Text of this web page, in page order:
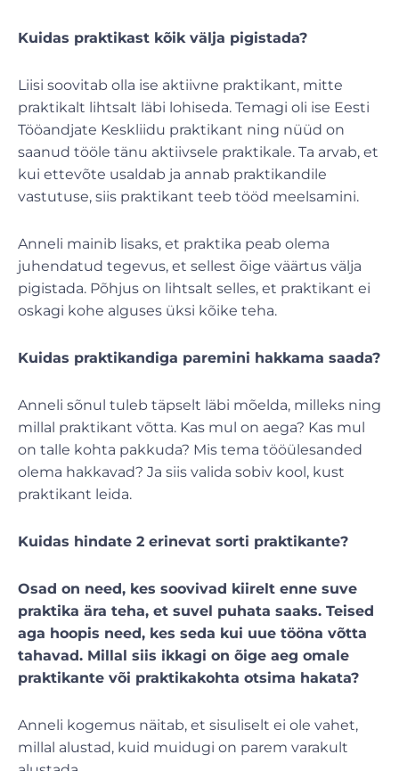
Kuidas praktikast kõik välja pigistada?
Liisi soovitab olla ise aktiivne praktikant, mitte
praktikalt lihtsalt läbi lohiseda. Temagi oli ise Eesti
Tööandjate Keskliidu praktikant ning nüüd on
saanud tööle tänu aktiivsele praktikale. Ta arvab, et
kui ettevõte usaldab ja annab praktikandile
vastutuse, siis praktikant teeb tööd meelsamini.
Anneli mainib lisaks, et praktika peab olema
juhendatud tegevus, et sellest õige väärtus välja
pigistada. Põhjus on lihtsalt selles, et praktikant ei
oskagi kohe alguses üksi kõike teha.
Kuidas praktikandiga paremini hakkama saada?
Anneli sõnul tuleb täpselt läbi mõelda, milleks ning
millal praktikant võtta. Kas mul on aega? Kas mul
on talle kohta pakkuda? Mis tema tööülesanded
olema hakkavad? Ja siis valida sobiv kool, kust
praktikant leida.
Kuidas hindate 2 erinevat sorti praktikante?
Osad on need, kes soovivad kiirelt enne suve
praktika ära teha, et suvel puhata saaks. Teised
aga hoopis need, kes seda kui uue tööna võtta
tahavad. Millal siis ikkagi on õige aeg omale
praktikante või praktikakohta otsima hakata?
Anneli kogemus näitab, et sisuliselt ei ole vahet,
millal alustad, kuid muidugi on parem varakult